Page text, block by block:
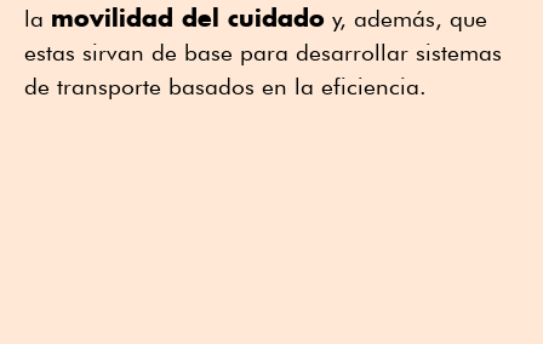
la movilidad del cuidado y, además, que
estas sirvan de base para desarrollar sistemas
de transporte basados en la eficiencia.